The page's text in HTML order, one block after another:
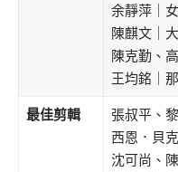
余靜萍｜
陳麒文｜
陳克勤、
王均銘｜
最佳剪輯
張叔平、
西恩．貝
沈可尚、